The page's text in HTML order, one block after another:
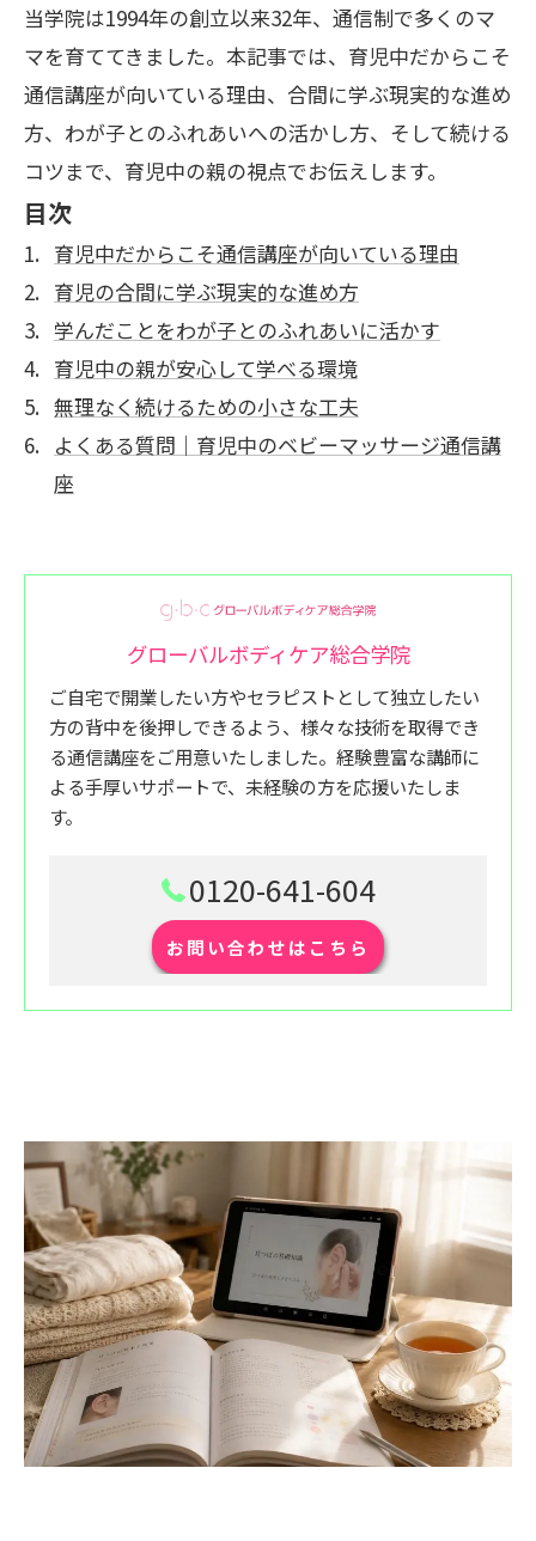
当学院は1994年の創立以来32年、通信制で多くのマ
マを育ててきました。本記事では、育児中だからこそ
通信講座が向いている理由、合間に学ぶ現実的な進め
方、わが子とのふれあいへの活かし方、そして続ける
コツまで、育児中の親の視点でお伝えします。
目次
育児中だからこそ通信講座が向いている理由
育児の合間に学ぶ現実的な進め方
学んだことをわが子とのふれあいに活かす
育児中の親が安心して学べる環境
無理なく続けるための小さな工夫
よくある質問｜育児中のベビーマッサージ通信講
座
グローバルボディケア総合学院
ご自宅で開業したい方やセラピストとして独立したい
方の背中を後押しできるよう、様々な技術を取得でき
る通信講座をご用意いたしました。経験豊富な講師に
よる手厚いサポートで、未経験の方を応援いたしま
す。
0120-641-604
お問い合わせはこちら